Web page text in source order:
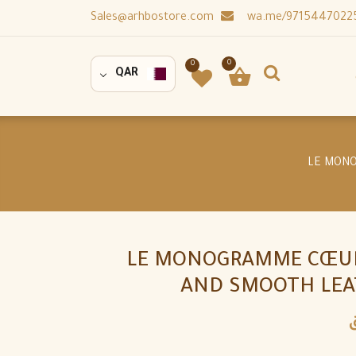
0
0
QAR
LE MONOGRAMME
AND SMOOTH